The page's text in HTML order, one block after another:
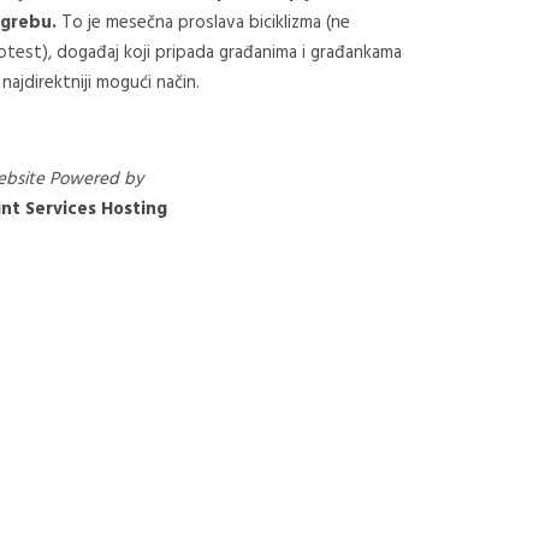
To je mesečna proslava biciklizma (ne
događaj koji pripada građanima i građankama
mogući način.
Powered by
Services Hosting